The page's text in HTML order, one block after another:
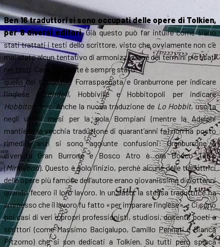
Ben 16 traduttori si sono occupati delle opere di Tolkien,
per 8 diversi editori. Già questo può far intuire come siano
stati trattati i testi dello scrittore, visto che ovviamente non c’è
mai stato alcun tentativo di armonizzazione dei termini più usati
nei testi. Caso eclatante è sempre stato
quello dei toponimi: Forraspaccata e Granburrone per indicare
l’ingleseRivendell, Hobbiville e Hobbitopoli per indicare
Hobbiton , ecc. Anche la nuova traduzione de Lo Hobbit, uscita
negli ultimi mesi per la sola Bompiani (mentre la Adelphi
mantiene la vecchia traduzione di quarant’anni fa) non ha posto
rimedio, anzi si sono aggiunte confusioni: Granburrone è
divenuta Gran Burrone e Bosco Atro è ora Bosco Tetro
(Mirkwood). Questo è solo l’inizio, perché alcune delle traduttrici
delle opere più famose dell’autore erano giovanissime diciottenni
quando fecero il loro lavoro. In un caso, la stessa traduttrice ha
ammesso che il lavoro fu fatto «per imparare l’inglese»… Ci sono
poi casi di veri e propri professionisti, studiosi, docenti, poeti e
scrittori (come Massimo Bacigalupo, Camillo Pennati e Bianca
Pitzorno) che si son dedicati a Tolkien. Su tutti però spicca